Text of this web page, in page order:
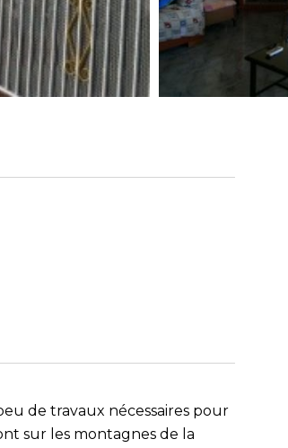
de travaux nécessaires pour
sur les montagnes de la